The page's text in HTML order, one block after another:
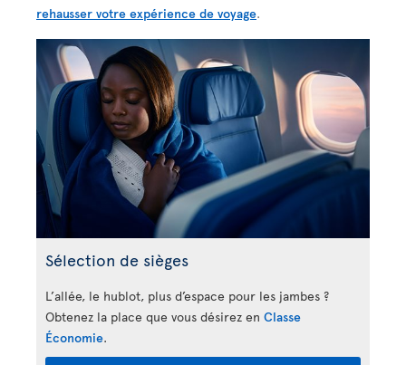
rehausser votre expérience de voyage.
Sélection de sièges
L’allée, le hublot, plus d’espace pour les jambes ?
Obtenez la place que vous désirez en Classe
Économie.